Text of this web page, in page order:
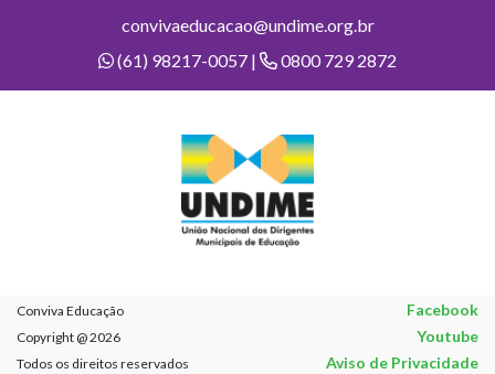
convivaeducacao@undime.org.br
(61) 98217-0057 |
0800 729 2872
Conviva Educação Facebook
Copyright @ 2026 Youtube
Todos os direitos reservados Aviso de Privacidade